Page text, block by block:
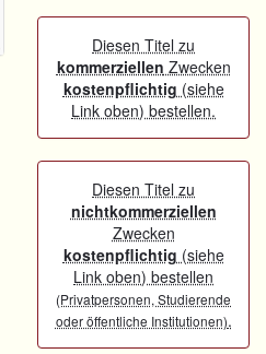
Diesen Titel zu
kommerziellen Zwecken
kostenpflichtig (siehe
Link oben) bestellen.
Diesen Titel zu
nichtkommerziellen
Zwecken
kostenpflichtig (siehe
Link oben) bestellen
(Privatpersonen, Studierende
oder öffentliche Institutionen).